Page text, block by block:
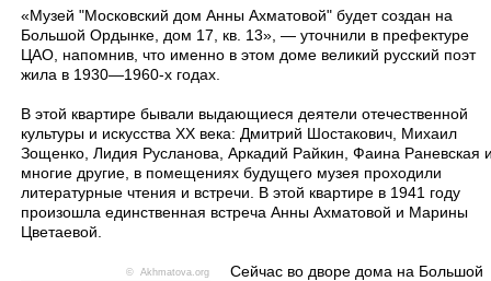
«Музей "Московский дом Анны Ахматовой" будет создан на
Большой Ордынке, дом 17, кв. 13», — уточнили в префектуре
ЦАО, напомнив, что именно в этом доме великий русский поэт
жила в 1930—1960-х годах.
В этой квартире бывали выдающиеся деятели отечественной
культуры и искусства ХХ века: Дмитрий Шостакович, Михаил
Зощенко, Лидия Русланова, Аркадий Райкин, Фаина Раневская
многие другие, в помещениях будущего музея проходили
литературные чтения и встречи. В этой квартире в 1941 году
произошла единственная встреча Анны Ахматовой и Марины
Цветаевой.
© Akhmatova.org
Сейчас во дворе дома на Большой